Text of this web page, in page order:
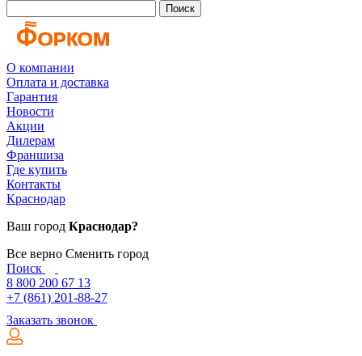
Поиск
О компании
Оплата и доставка
Гарантия
Новости
Акции
Дилерам
Франшиза
Где купить
Контакты
Краснодар
Ваш город Краснодар?
Все верно Сменить город
Поиск
8 800 200 67 13
+7 (861) 201-88-27
Заказать звонок